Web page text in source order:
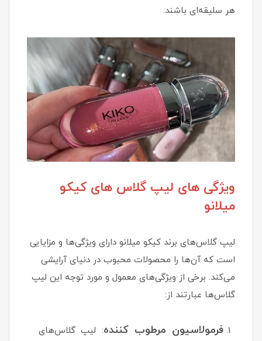
هر سلیقه‌ای باشند.
ویژگی های لیپ گلاس های کیکو
میلانو
لیپ گلاس‌های برند کیکو میلانو دارای ویژگی‌ها و مزایایی
است که آن‌ها را محصولات محبوب در دنیای آرایشی
می‌کند. برخی از ویژگی‌های معمول و مورد توجه این لیپ
گلاس‌ها عبارتند از:
فرمولاسیون مرطوب کننده: لیپ گلاس‌های